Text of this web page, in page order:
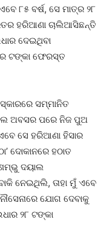
୮୫ ବର୍ଷ, ସେ ମାତ୍ର ୨୮
ହରିଆଣା ଚାଲିଆସିଛନ୍ତି
ଦେଇଥିବା
ଟଙ୍କା ଫେରସ୍ତ
ସମ୍ମାନିତ
ଅବସର ପରେ ନିଜ ପୁଅ
ସେ ହରିଆଣା ହିସାର
ଦୋକାନରେ ହଠାତ
ଦୟାଲ
ନେଇଥିଲି, ତାହା ମୁଁ ଏବେ
ଯୋଗ ଦେବାକୁ
୨୮ ଟଙ୍କା